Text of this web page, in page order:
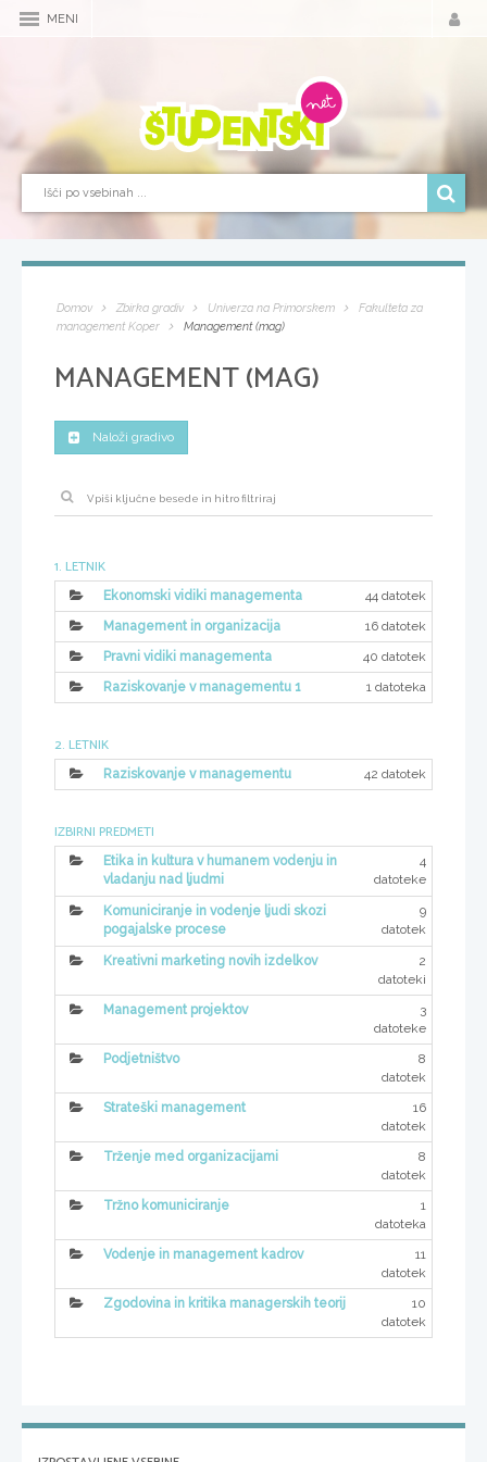
MENI
Domov Zbirka gradiv Univerza na Primorskem
Fakulteta za
management Koper
Management (mag)
MANAGEMENT (MAG)
Naloži gradivo
1. LETNIK
Ekonomski vidiki managementa 44 datotek
Management in organizacija 16 datotek
Pravni vidiki managementa 40 datotek
Raziskovanje v managementu 1 1 datoteka
2. LETNIK
Raziskovanje v managementu 42 datotek
IZBIRNI PREDMETI
Etika in kultura v humanem vodenju in
vladanju nad ljudmi
4
datoteke
Komuniciranje in vodenje ljudi skozi
pogajalske procese
9
datotek
Kreativni marketing novih izdelkov
2
datoteki
Management projektov
3
datoteke
Podjetništvo
8
datotek
Strateški management
16
datotek
Trženje med organizacijami
8
datotek
Tržno komuniciranje
1
datoteka
Vodenje in management kadrov
11
datotek
Zgodovina in kritika managerskih teorij
10
datotek